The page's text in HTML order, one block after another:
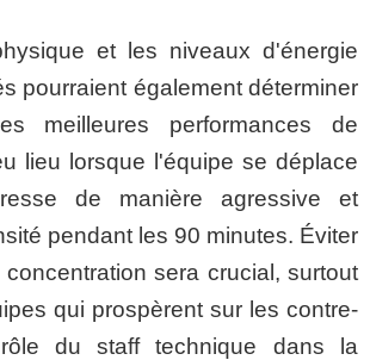
et les niveaux d'énergie
pourraient également déterminer
meilleures performances de
lieu lorsque l'équipe se déplace
de manière agressive et
pendant les 90 minutes. Éviter
sera crucial, surtout
qui prospèrent sur les contre-
du staff technique dans la